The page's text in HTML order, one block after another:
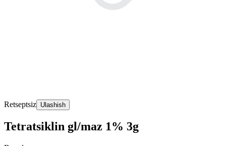
Retseptsiz Ulashish
Tetratsiklin gl/maz 1% 3g